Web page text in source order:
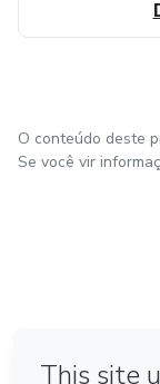
O conteúdo deste
Se você vir
Feito com ❤ na